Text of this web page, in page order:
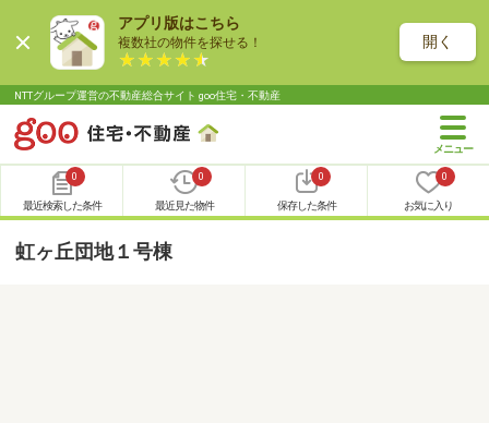
アプリ版はこちら
複数社の物件を探せる！ 開く
NTTグループ運営の不動産総合サイト goo住宅・不動産
0
最近検索した条件
0
最近見た物件
0
保存した条件
0
お気に入り
虹ヶ丘団地１号棟